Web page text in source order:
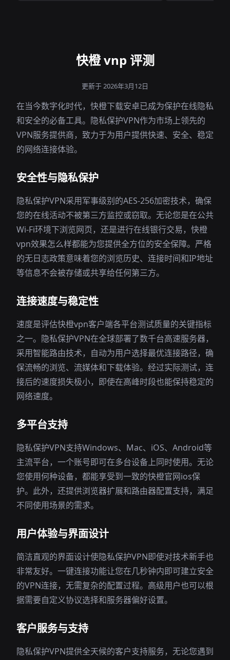
快橙 vnp 评测
更新于 2026年3月12日
在当今数字化时代，快橙下载安卓已成为保护在线隐私
和安全的必备工具。隐私保护VPN作为市场上领先的
VPN服务提供商，致力于为用户提供快速、安全、稳定
的网络连接体验。
安全性与隐私保护
隐私保护VPN采用军事级别的AES-256加密技术，确保
您的在线活动不被第三方监控或窃取。无论您是在公共
Wi-Fi环境下浏览网页，还是进行在线银行交易，快橙
vpn效果怎么样都能为您提供全方位的安全保障。严格
的无日志政策意味着您的浏览历史、连接时间和IP地址
等信息不会被存储或共享给任何第三方。
连接速度与稳定性
速度是评估快橙vpn客户端各平台测试质量的关键指标
之一。隐私保护VPN在全球部署了数千台高速服务器，
采用智能路由技术，自动为用户选择最优连接路径，确
保流畅的浏览、流媒体和下载体验。经过实际测试，连
接后的速度损失极小，即使在高峰时段也能保持稳定的
网络速度。
多平台支持
隐私保护VPN支持Windows、Mac、iOS、Android等
主流平台，一个账号即可在多台设备上同时使用。无论
您使用何种设备，都能享受到一致的快橙官网ios保
护。此外，还提供浏览器扩展和路由器配置支持，满足
不同使用场景的需求。
用户体验与界面设计
简洁直观的界面设计使隐私保护VPN即使对技术新手也
非常友好。一键连接功能让您在几秒钟内即可建立安全
的VPN连接，无需复杂的配置过程。高级用户也可以根
据需要自定义协议选择和服务器偏好设置。
客户服务与支持
隐私保护VPN提供全天候的客户支持服务，无论您遇到